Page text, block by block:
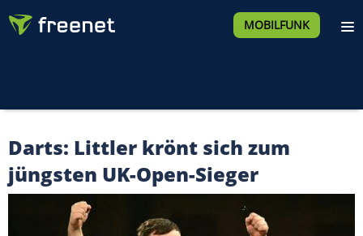
MOBILFUNK
Darts: Littler krönt sich zum
jüngsten UK-Open-Sieger